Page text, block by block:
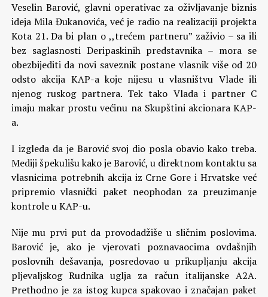
Veselin Barović, glavni operativac za oživljavanje biznis
ideja Mila Đukanovića, već je radio na realizaciji projekta
Kota 21. Da bi plan o ,,trećem partneru” zaživio – sa ili
bez saglasnosti Deripaskinih predstavnika – mora se
obezbijediti da novi saveznik postane vlasnik više od 20
odsto akcija KAP-a koje nijesu u vlasništvu Vlade ili
njenog ruskog partnera. Tek tako Vlada i partner C
imaju makar prostu većinu na Skupštini akcionara KAP-
a.
I izgleda da je Barović svoj dio posla obavio kako treba.
Mediji špekulišu kako je Barović, u direktnom kontaktu sa
vlasnicima potrebnih akcija iz Crne Gore i Hrvatske već
pripremio vlasnički paket neophodan za preuzimanje
kontrole u KAP-u.
Nije mu prvi put da provodadžiše u sličnim poslovima.
Barović je, ako je vjerovati poznavaocima ovdašnjih
poslovnih dešavanja, posredovao u prikupljanju akcija
pljevaljskog Rudnika uglja za račun italijanske A2A.
Prethodno je za istog kupca spakovao i značajan paket